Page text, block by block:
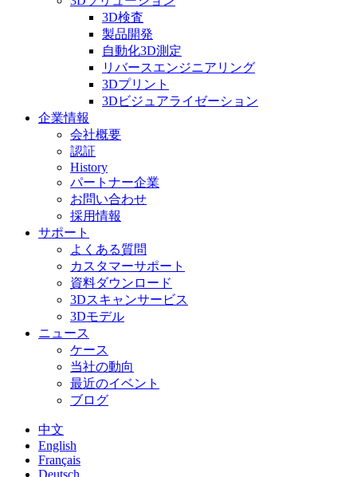
3D検査
製品開発
自動化3D測定
リバースエンジニアリング
3Dプリント
3Dビジュアライゼーション
企業情報
会社概要
認証
History
パートナー企業
お問い合わせ
採用情報
サポート
よくある質問
カスタマーサポート
資料ダウンロード
3Dスキャンサービス
3Dモデル
ニュース
ケース
当社の動向
最近のイベント
ブログ
中文
English
Français
Deutsch